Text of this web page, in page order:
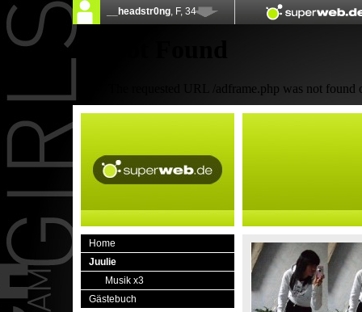
Home
Juulie
Musik x3
Gästebuch